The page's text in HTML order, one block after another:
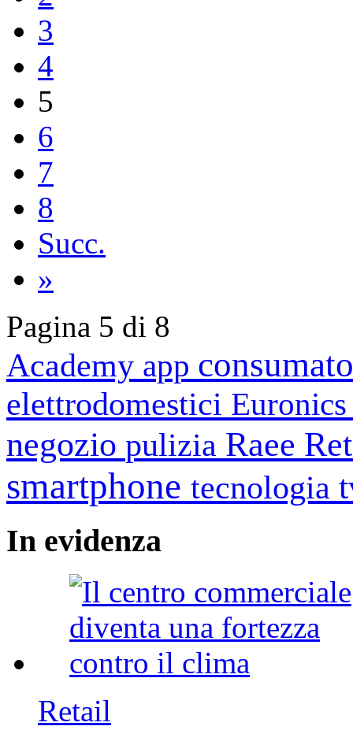
3
4
5
6
7
8
Succ.
»
Pagina 5 di 8
Academy app
elettrodomestici
negozio pulizia Raee
smartphone tecnologia
In evidenza
Retail